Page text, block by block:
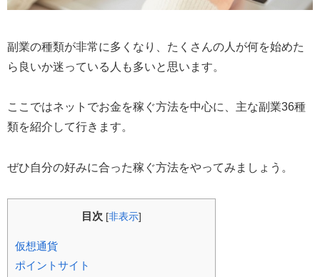
副業の種類が非常に多くなり、たくさんの人が何を始めた
ら良いか迷っている人も多いと思います。
ここではネットでお金を稼ぐ方法を中心に、主な副業36種
類を紹介して行きます。
ぜひ自分の好みに合った稼ぐ方法をやってみましょう。
目次 [非表示]
仮想通貨
ポイントサイト